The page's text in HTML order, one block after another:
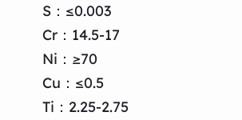
S：≤0.003
Cr：14.5-17
Ni：≥70
Cu：≤0.5
Ti：2.25-2.75